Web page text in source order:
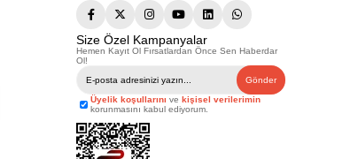
Size Özel Kampanyalar
Hemen Kayıt Ol Fırsatlardan Önce Sen Haberdar
Ol!
Gönder
Üyelik koşullarını ve kişisel verilerimin
korunmasını kabul ediyorum.